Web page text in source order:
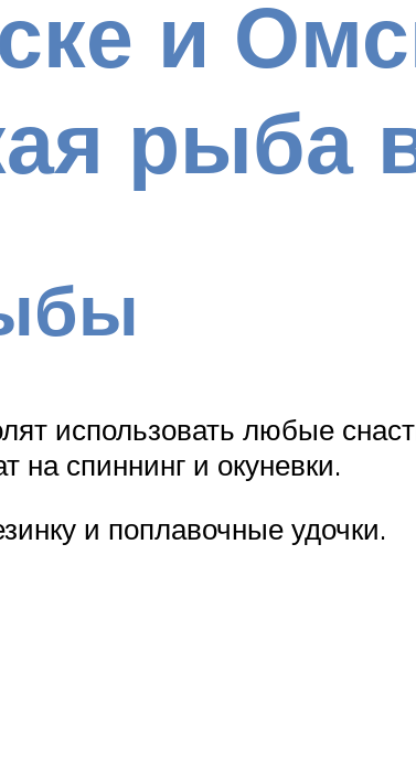
и
рыба
использовать любые
спиннинг и окуневки.
и поплавочные удочки.